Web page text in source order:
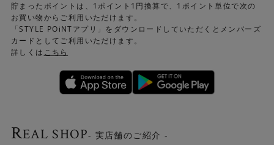
貯まったポイントは、1ポイント1円換算で、1ポイント単位で次の
お買い物からご利用いただけます。
「STYLE POiNTアプリ」をダウンロードしていただくとメンバーズ
カードとしてご利用いただけます。
詳しくは こちら
REAL SHOP- 実店舗のご紹介 -